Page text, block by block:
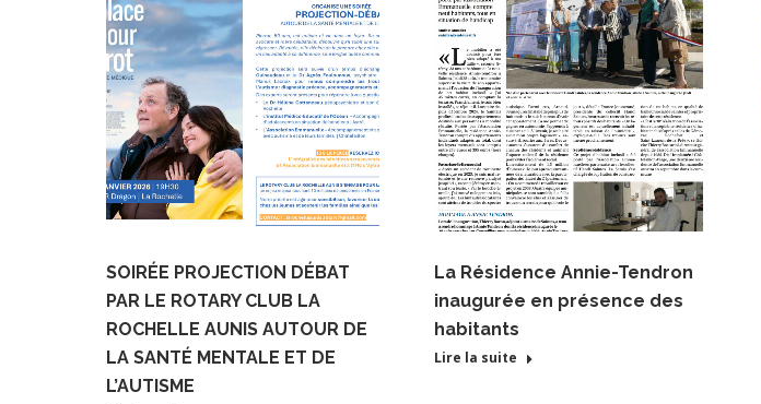
SOIRÉE PROJECTION DÉBAT
PAR LE ROTARY CLUB LA
ROCHELLE AUNIS AUTOUR DE
LA SANTÉ MENTALE ET DE
L’AUTISME
La Résidence Annie-Tendron
inaugurée en présence des
habitants
Lire la suite